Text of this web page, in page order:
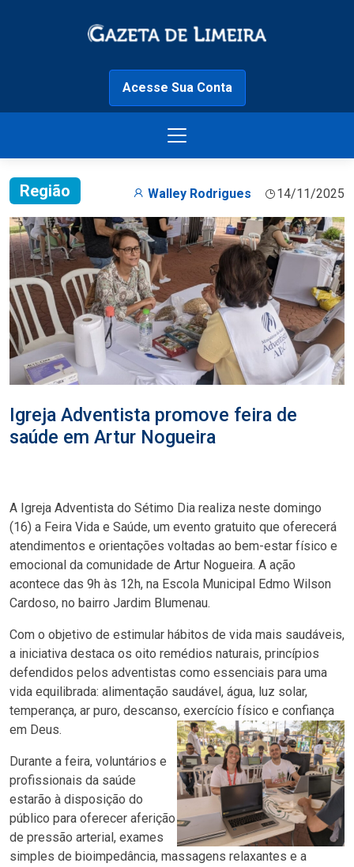
Acesse Sua Conta
Região Walley Rodrigues 14/11/2025
Igreja Adventista promove feira de
saúde em Artur Nogueira
A Igreja Adventista do Sétimo Dia realiza neste domingo
(16) a Feira Vida e Saúde, um evento gratuito que oferecerá
atendimentos e orientações voltadas ao bem-estar físico e
emocional da comunidade de Artur Nogueira. A ação
acontece das 9h às 12h, na Escola Municipal Edmo Wilson
Cardoso, no bairro Jardim Blumenau.
Com o objetivo de estimular hábitos de vida mais saudáveis,
a iniciativa destaca os oito remédios naturais, princípios
defendidos pelos adventistas como essenciais para uma
vida equilibrada: alimentação saudável, água, luz solar,
temperança, ar puro, descanso, exercício físico e confiança
em Deus.
Durante a feira, voluntários e
profissionais da saúde
estarão à disposição do
público para oferecer aferição
de pressão arterial, exames
simples de bioimpedância, massagens relaxantes e a